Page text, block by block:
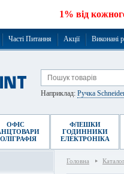
1% від
Часті Питання Акції Виконані
Наприклад: Ручка
ОФІС
ФЛЕШКИ
ГОДИННИКИ
ЕЛЕКТРОНІКА
Головна